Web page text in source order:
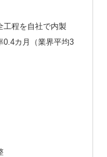
程を自社で内製
0.4カ月（業界平均3